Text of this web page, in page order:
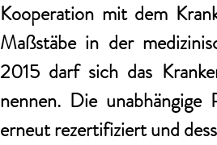
Kooperation mit dem
Maßstäbe in der
2015 darf sich das
nennen. Die
erneut rezertifiziert und